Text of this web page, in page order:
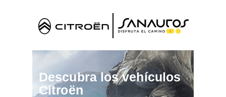
Descubra los vehículos
Citroën